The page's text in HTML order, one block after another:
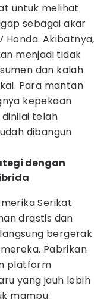
untuk melihat
sebagai akar
Akibatnya,
menjadi tidak
dan kalah
Para mantan
kepekaan
telah
dibangun
dengan
Serikat
drastis dan
bergerak
Pabrikan
platform
yang jauh lebih
mampu